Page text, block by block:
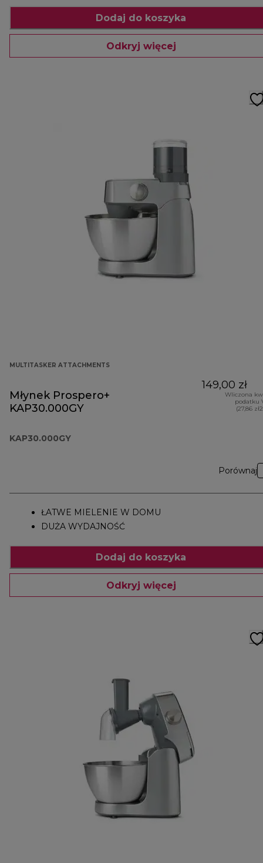
Dodaj do koszyka
Odkryj więcej
MULTITASKER ATTACHMENTS
Młynek Prospero+
KAP30.000GY
KAP30.000GY
149,00 zł
Wliczona
podatku
(27,86
Porównaj
ŁATWE MIELENIE W DOMU
DUŻA WYDAJNOŚĆ
Dodaj do koszyka
Odkryj więcej